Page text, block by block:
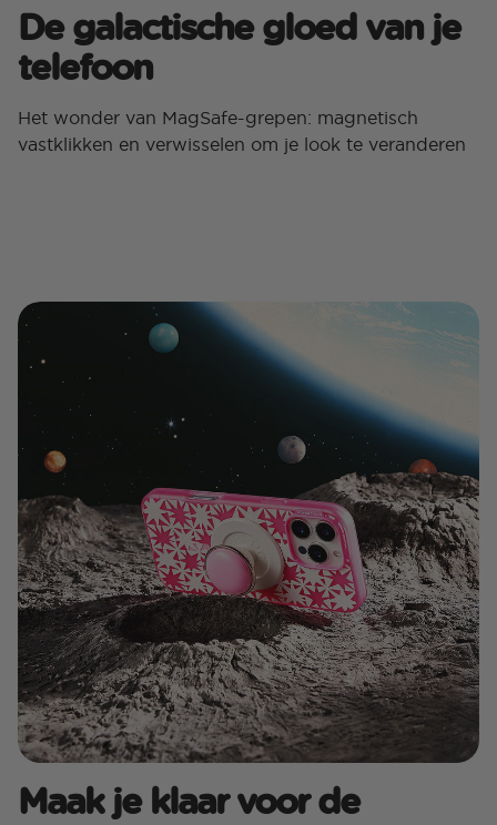
De galactische gloed van je
telefoon
Het wonder van MagSafe-grepen: magnetisch
vastklikken en verwisselen om je look te veranderen
Maak je klaar voor de